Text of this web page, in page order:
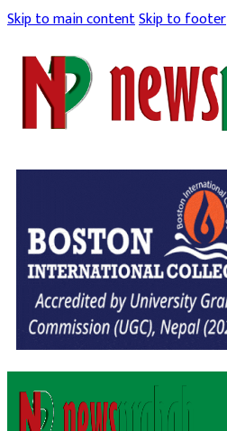
Skip to main contentSkip to footer